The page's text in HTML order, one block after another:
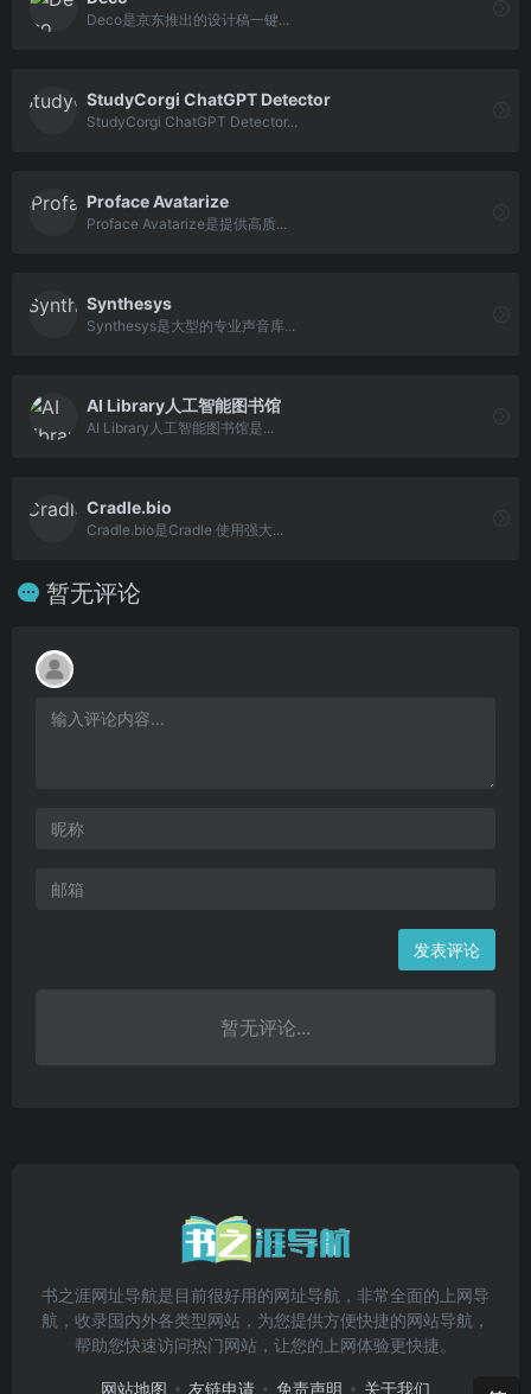
Deco是京东推出的设计稿一键...
StudyCorgi ChatGPT Detector
StudyCorgi ChatGPT Detector...
Proface Avatarize
Proface Avatarize是提供高质...
Synthesys
Synthesys是大型的专业声音库...
AI Library人工智能图书馆
AI Library人工智能图书馆是...
Cradle.bio
Cradle.bio是Cradle 使用强大...
暂无评论
发表评论
暂无评论...
书之涯网址导航是目前很好用的网址导航，非常全面的上网导
航，收录国内外各类型网站，为您提供方便快捷的网站导航，
帮助您快速访问热门网站，让您的上网体验更快捷。
网站地图 友链申请 免责声明 关于我们